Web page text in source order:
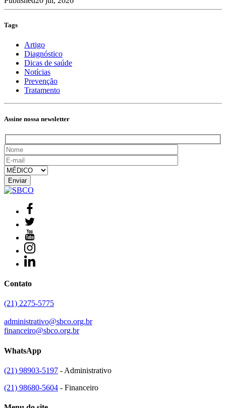
Tags
Artigo
Diagnóstico
Dicas de saúde
Notícias
Prevenção
Tratamento
Assine nossa newsletter
Contato
(21) 2275-5775
administrativo@sbco.org.br
financeiro@sbco.org.br
WhatsApp
(21) 98903-5197 - Administrativo
(21) 98680-5604 - Financeiro